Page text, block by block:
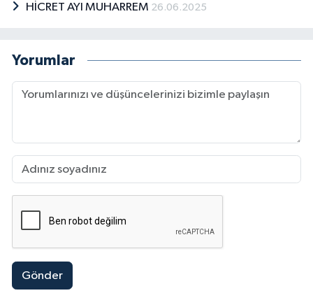
HİCRET AYI MUHARREM 26.06.2025
Yorumlar
Gönder